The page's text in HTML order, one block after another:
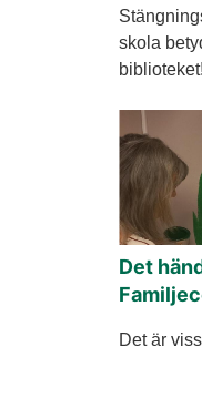
skola
Det
Det är